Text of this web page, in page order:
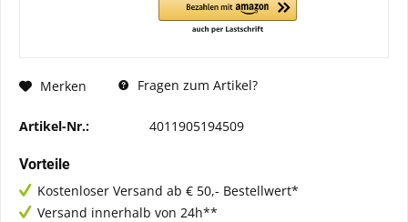
Merken Fragen zum Artikel?
Artikel-Nr.: 4011905194509
Vorteile
Kostenloser Versand ab € 50,- Bestellwert*
Versand innerhalb von 24h**